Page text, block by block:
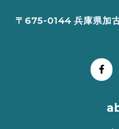
〒675-0144 兵庫県加